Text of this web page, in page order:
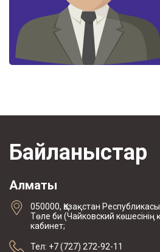
Байланыстар
Алматы
050000, Қазақстан
Төле би (Чайковский көшесінің
кабинет;
Тел: +7 (727) 272-92-11